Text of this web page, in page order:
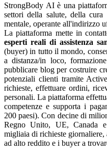
StrongBody AI è una
settori della salute, della
mentale, operante all'indirizzo
La piattaforma mette in
esperti reali di assistenza
(buyer) in tutto il mondo,
a distanza/in loco,
pubblicare blog per costruire
potenziali clienti tramite
richieste, effettuare ordini,
personali. La piattaforma
competenze e supporta i
200 paesi). Con decine di
Regno Unito, UE, Canada
migliaia di richieste
ad alto reddito e i buyer a